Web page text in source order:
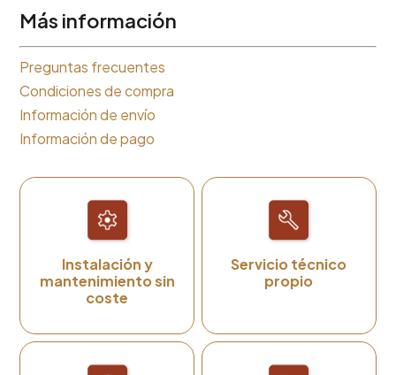
Más información
Preguntas frecuentes
Condiciones de compra
Información de envío
Información de pago
Instalación y
mantenimiento sin
coste
Servicio técnico
propio